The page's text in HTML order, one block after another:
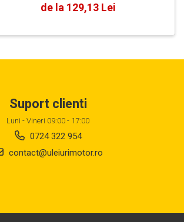
de la 129,13 Lei
Suport clienti
Luni - Vineri 09:00 - 17:00
0724 322 954
contact@uleiurimotor.ro